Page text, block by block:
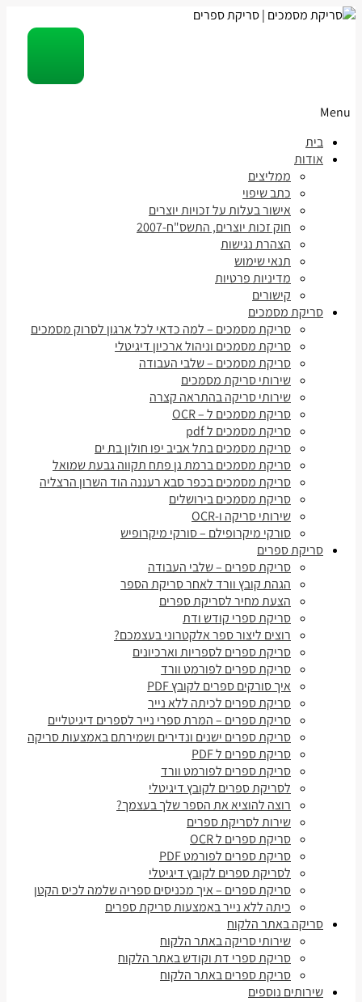
Skip בית
אודות
ממליצים
כתב שיפוי
אישור בעלות על זכויות יוצרים
חוק זכות יוצרים, התשס"ח-2007
הצהרת נגישות
תנאי שימוש
מדיניות פרטיות
קישורים
סריקת מסמכים
סריקת מסמכים – למה כדאי לכל ארגון לסרוק מסמכים
סריקת מסמכים וניהול ארכיון דיגיטלי
סריקת מסמכים – שלבי העבודה
שירותי סריקת מסמכים
שירותי סריקה בהתראה קצרה
סריקת מסמכים ל – OCR
סריקת מסמכים ל pdf
סריקת מסמכים בתל אביב יפו חולון בת ים
סריקת מסמכים ברמת גן פתח תקווה גבעת שמואל
סריקת מסמכים בכפר סבא רעננה הוד השרון הרצליה
סריקת מסמכים בירושלים
שירותי סריקה ו-OCR
סורקי מיקרופילם – סורקי מיקרופיש
סריקת ספרים
סריקת ספרים – שלבי העבודה
הגהת קובץ וורד לאחר סריקת הספר
הצעת מחיר לסריקת ספרים
סריקת ספרי קודש ודת
רוצים ליצור ספר אלקטרוני בעצמכם?
סריקת ספרים לספריות וארכיונים
סריקת ספרים לפורמט וורד
איך סורקים ספרים לקובץ PDF
סריקת ספרים לכיתה ללא נייר
סריקת ספרים – המרת ספרי נייר לספרים דיגיטליים
סריקת ספרים ישנים ונדירים ושמירתם באמצעות סריקה
סריקת ספרים ל PDF
סריקת ספרים לפורמט וורד
לסריקת ספרים לקובץ דיגיטלי
רוצה להוציא את הספר שלך בעצמך?
שירות לסריקת ספרים
סריקת ספרים ל OCR
סריקת ספרים לפורמט PDF
לסריקת ספרים לקובץ דיגיטלי
סריקת ספרים – איך מכניסים ספריה שלמה לכיס הקטן
כיתה ללא נייר באמצעות סריקת ספרים
סריקה באתר הלקוח
שירותי סריקה באתר הלקוח
סריקת ספרי דת וקודש באתר הלקוח
סריקת ספרים באתר הלקוח
שירותים נוספים